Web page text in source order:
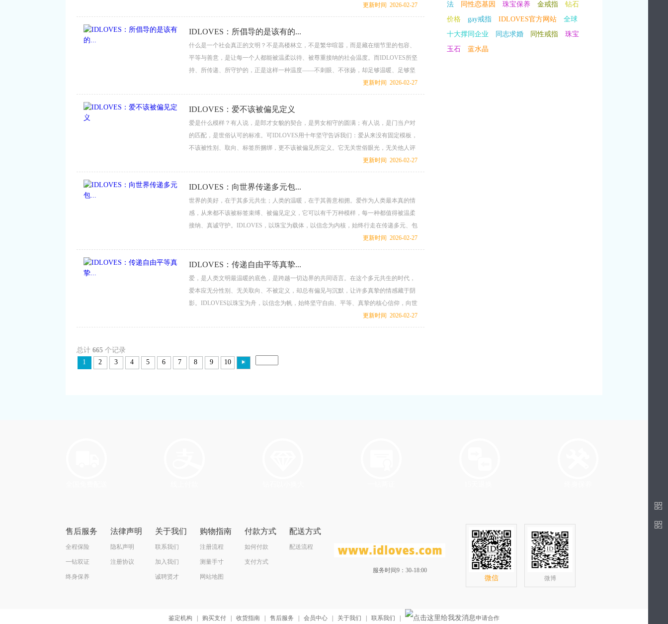
的温度。IDLOVES，以珠宝为载体，以信念为内核，用十年坚守诠释着一个朴素而深刻
的真理：尊重不同，才是文明最厚重、最动人的底色，更是一个社会最该有的模样。...
更新时间 2026-02-27
IDLOVES：所倡导的是该有的...
什么是一个社会真正的文明？不是高楼林立，不是繁华喧嚣，而是藏在细节里的包容、
平等与善意，是让每一个人都能被温柔以待、被尊重接纳的社会温度。而IDLOVES所坚
持、所传递、所守护的，正是这样一种温度——不刺眼、不张扬，却足够温暖、足够坚
定，让每一种爱都有立足之地，让每一个灵魂都能安心做自己。这，才是一个社会本该
有的样子。 ...
更新时间 2026-02-27
IDLOVES：爱不该被偏见定义
爱是什么模样？有人说，是郎才女貌的契合，是男女相守的圆满；有人说，是门当户对
的匹配，是世俗认可的标准。可IDLOVES用十年坚守告诉我们：爱从来没有固定模板，
不该被性别、取向、标签所捆绑，更不该被偏见所定义。它无关世俗眼光，无关他人评
判，只关乎两颗灵魂的相互吸引，关乎一份真心的彼此托付，这便是爱最本真、最纯粹
的模样。 ...
更新时间 2026-02-27
IDLOVES：向世界传递多元包...
世界的美好，在于其多元共生；人类的温暖，在于其善意相拥。爱作为人类最本真的情
感，从来都不该被标签束缚、被偏见定义，它可以有千万种模样，每一种都值得被温柔
接纳、真诚守护。IDLOVES，以珠宝为载体，以信念为内核，始终行走在传递多元、包
容与善意的道路上，打破隔阂、消融偏见，将温暖与力量传递给每一个人，用实际行动
诠释着：多元即美好，包容即力量，善意即希望。...
更新时间 2026-02-27
IDLOVES：传递自由平等真挚...
爱，是人类文明最温暖的底色，是跨越一切边界的共同语言。在这个多元共生的时代，
爱本应无分性别、无关取向、不被定义，却总有偏见与沉默，让许多真挚的情感藏于阴
影。IDLOVES以珠宝为舟，以信念为帆，始终坚守自由、平等、真挚的核心信仰，向世
界传递包容与善意的正能量，让每一份真诚的爱都能被看见、被尊重、被珍视。...
更新时间 2026-02-27
总计 665个记录
1
2 3 4 5 6 7 8 9 10
法
同性恋基因 珠宝保养 金戒指
钻石
价格
gay戒指 IDLOVES官方网站
全球
十大撑同企业
同志求婚 同性戒指
珠宝
玉石
蓝水晶
售后服务
全程保险
一钻双证
终身保养
法律声明
隐私声明
注册协议
关于我们
联系我们
加入我们
诚聘贤才
购物指南
注册流程
测量手寸
网站地图
付款方式
如何付款
支付方式
配送方式
配送流程
服务时间9：30-18:00
微信 微博
鉴定机构 购买支付 收货指南 售后服务 会员中心 关于我们 联系我们 申请合作